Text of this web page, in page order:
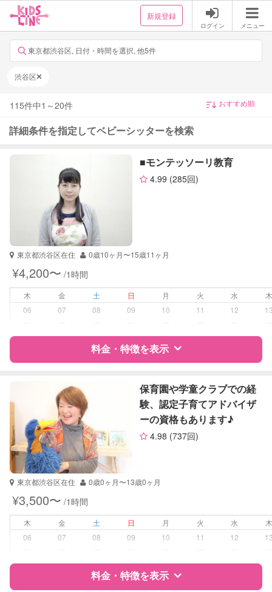
新規登録
ログイン メニュー
東京都渋谷区, 日付・時間を選択, 他5件
渋谷区
115件中1 ～20件
詳細条件を指定してベビーシッターを検索
■モンテッソーリ教育
4.99 (285回)
東京都渋谷区在住 0歳10ヶ月〜15歳11ヶ月
¥4,200〜 /1時間
木 金 土 日 月 火 水
06
07 08 09 10 11 12
料金・特徴を表示
料金
サポートの特徴
資格
自治体届出済ベビーシッター
幼稚園教諭
学校/塾の補習・宿題 小学生
保育園や学童クラブでの経
験、認定子育てアドバイザ
ーの資格もあります♪
4.98 (737回)
東京都渋谷区在住 0歳0ヶ月〜13歳0ヶ月
¥3,500〜 /1時間
木 金 土 日 月 火 水
06
07 08 09 10 11 12
料金・特徴を表示